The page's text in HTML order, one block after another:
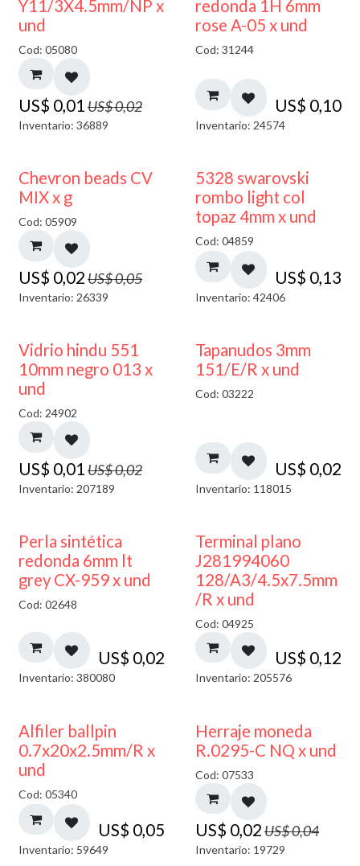
50% DESCUENTO
Y11/3X4.5mm/NP x
und
Cod: 05080
US$ 0,01 US$0,02
Inventario: 36889
redonda 1H 6mm
rose A-05 x und
Cod: 31244
US$ 0,10
Inventario: 24574
50% DESCUENTO
Chevron beads CV
MIX x g
Cod: 05909
US$ 0,02US$0,05
Inventario: 26339
5328 swarovski
rombo light col
topaz 4mm x und
Cod: 04859
US$ 0,13
Inventario: 42406
40% DESCUENTO
Vidrio hindu 551
10mm negro 013 x
und
Cod: 24902
US$ 0,01 US$0,02
Inventario: 207189
Tapanudos 3mm
151/E/R x und
Cod: 03222
US$ 0,02
Inventario: 118015
Perla sintética
redonda 6mm lt
grey CX-959 x und
Cod: 02648
US$ 0,02
Inventario: 380080
Terminal plano
J281994060
128/A3/4.5x7.5mm
/R x und
Cod: 04925
US$ 0,12
Inventario: 205576
Alfiler ballpin
0.7x20x2.5mm/R x
und
Cod: 05340
US$ 0,05
Inventario: 59649
50% DESCUENTO
Herraje moneda
R.0295-C NQ x und
Cod: 07533
US$ 0,02US$0,04
Inventario: 19729